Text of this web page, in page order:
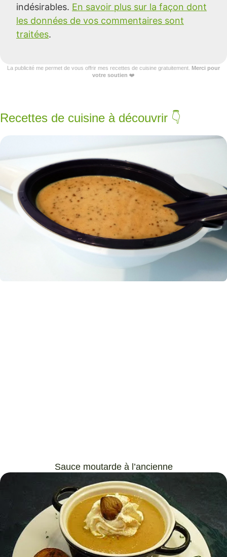
indésirables. En savoir plus sur la façon dont
les données de vos commentaires sont
traitées.
La publicité me permet de vous offrir mes recettes de cuisine gratuitement. Merci pour
votre soutien ❤️
Recettes de cuisine à découvrir 👇
Sauce moutarde à l’ancienne